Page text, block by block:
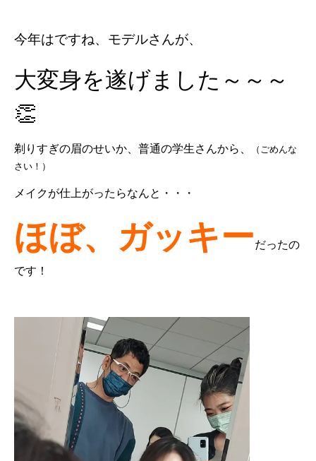
今年はですね、モデルさんが、
大変身を遂げました～～～
👏
剃りすぎの眉のせいか、普通の学生さんから、
（ごめんな
さい！）
メイクが仕上がったらなんと・・・
ほぼ、ガッキーだったの
です！